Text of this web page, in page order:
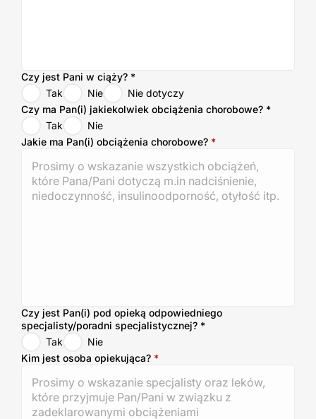
Czy jest Pani w ciąży? *
Tak
Nie
Nie dotyczy
Czy ma Pan(i) jakiekolwiek obciążenia chorobowe? *
Tak
Nie
Jakie ma Pan(i) obciążenia chorobowe? *
Czy jest Pan(i) pod opieką odpowiedniego
specjalisty/poradni specjalistycznej? *
Tak
Nie
Kim jest osoba opiekująca? *